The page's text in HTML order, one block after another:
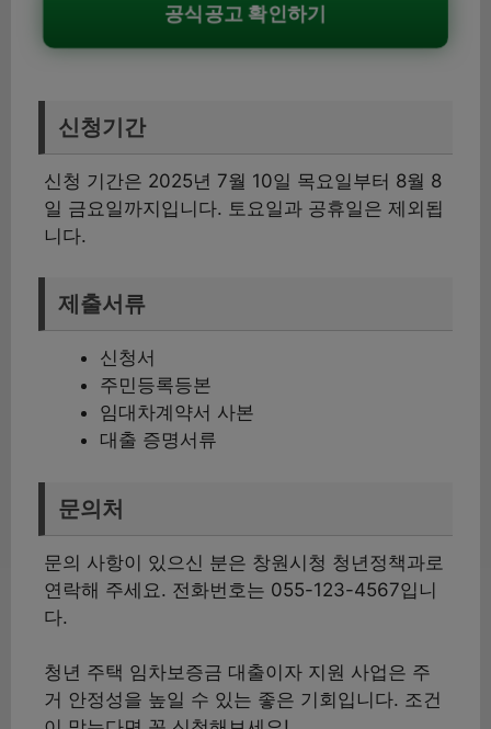
공식공고 확인하기
신청기간
신청 기간은 2025년 7월 10일 목요일부터 8월 8
일 금요일까지입니다. 토요일과 공휴일은 제외됩
니다.
제출서류
신청서
주민등록등본
임대차계약서 사본
대출 증명서류
문의처
문의 사항이 있으신 분은 창원시청 청년정책과로
연락해 주세요. 전화번호는 055-123-4567입니
다.
청년 주택 임차보증금 대출이자 지원 사업은 주
거 안정성을 높일 수 있는 좋은 기회입니다. 조건